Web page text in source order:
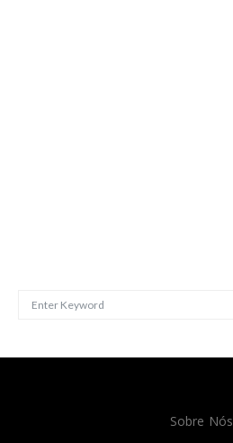
Sobre Nós